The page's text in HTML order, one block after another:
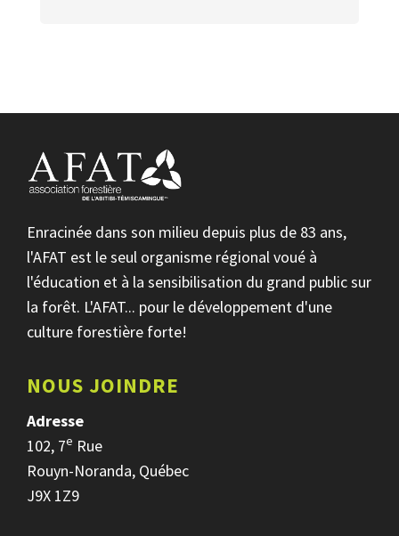
Enracinée dans son milieu depuis plus de 83 ans,
l'AFAT est le seul organisme régional voué à
l'éducation et à la sensibilisation du grand public sur
la forêt. L'AFAT... pour le développement d'une
culture forestière forte!
NOUS JOINDRE
Adresse
102, 7e Rue
Rouyn-Noranda, Québec
J9X 1Z9